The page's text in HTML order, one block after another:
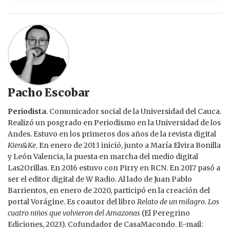
Pacho Escobar
Periodista. Comunicador social de la Universidad del Cauca.
Realizó un posgrado en Periodismo en la Universidad de los
Andes. Estuvo en los primeros dos años de la revista digital
Kien&Ke. En enero de 2013 inició, junto a María Elvira Bonilla
y León Valencia, la puesta en marcha del medio digital
Las2Orillas. En 2016 estuvo con Pirry en RCN. En 2017 pasó a
ser el editor digital de W Radio. Al lado de Juan Pablo
Barrientos, en enero de 2020, participó en la creación del
portal Vorágine. Es coautor del libro Relato de un milagro. Los
cuatro niños que volvieron del Amazonas (El Peregrino
Ediciones, 2023). Cofundador de CasaMacondo. E-mail: